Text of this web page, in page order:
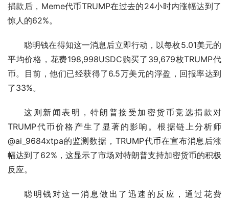
捐款后，Meme代币TRUMP在过去的24小时内涨幅达到了
惊人的62%。
聪明钱在得知这一消息后立即行动，以每枚5.01美元的
平均价格，花费198,998USDC购买了39,679枚TRUMP代
币。目前，他们已经获得了6.5万美元的浮盈，回报率达到
了33%。
这则新闻表明，特朗普接受加密货币竞选捐款对
TRUMP代币价格产生了显著的影响。根据链上分析师
@ai_9684xtpa的监测数据，TRUMP代币在宣布消息后涨
幅达到了62%，这显示了市场对特朗普支持加密货币的积极
反应。
聪明钱对这一消息做出了迅速的反应，通过花费